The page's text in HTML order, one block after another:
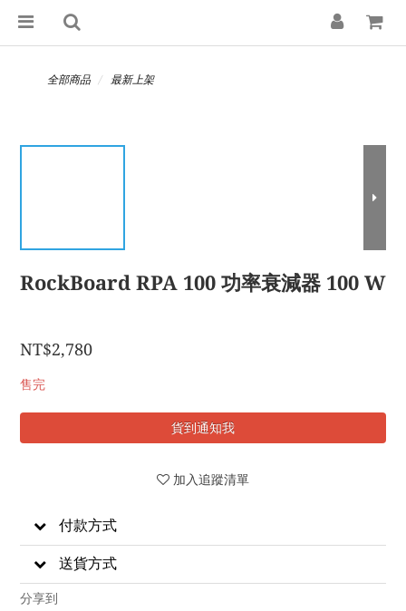
全部商品 最新上架
RockBoard RPA 100 功率衰減器 100 W
NT$2,780
售完
貨到通知我
加入追蹤清單
付款方式
送貨方式
分享到